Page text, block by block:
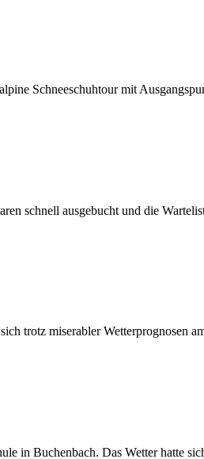
Schneeschuhtour mit
schnell ausgebucht und die
trotz miserabler Wetterprognosen
in Buchenbach. Das Wetter hatte